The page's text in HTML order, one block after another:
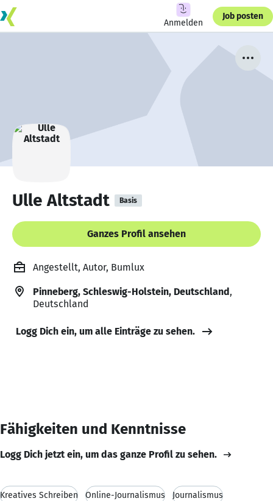
Anmelden
Job posten
Ulle Altstadt Basis
Ganzes Profil ansehen
Angestellt, Autor, Bumlux
Pinneberg, Schleswig-Holstein, Deutschland,
Deutschland
Logg Dich ein, um alle Einträge zu sehen.
Fähigkeiten und Kenntnisse
Logg Dich jetzt ein, um das ganze Profil zu sehen.
Kreatives Schreiben Online-Journalismus Journalismus